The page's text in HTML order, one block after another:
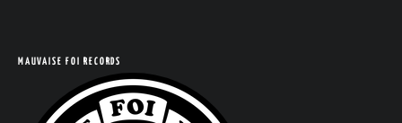
MAUVAISE FOI RECORDS